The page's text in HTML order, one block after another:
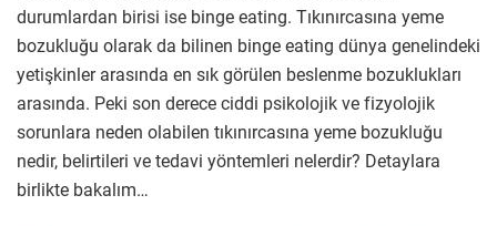
durumlardan birisi ise binge eating. Tıkınırcasına yeme
bozukluğu olarak da bilinen binge eating dünya genelindeki
yetişkinler arasında en sık görülen beslenme bozuklukları
arasında. Peki son derece ciddi psikolojik ve fizyolojik
sorunlara neden olabilen tıkınırcasına yeme bozukluğu
nedir, belirtileri ve tedavi yöntemleri nelerdir? Detaylara
birlikte bakalım…